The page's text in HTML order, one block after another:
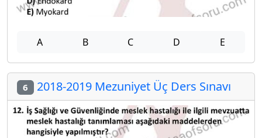
A B C D E
6 2018-2019 Mezuniyet Üç Ders Sınavı